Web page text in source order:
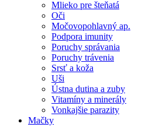
Mlieko pre šteňatá
Oči
Močovopohlavný ap.
Podpora imunity
Poruchy správania
Poruchy trávenia
Srsť a koža
Uši
Ústna dutina a zuby
Vitamíny a minerály
Vonkajšie parazity
Mačky